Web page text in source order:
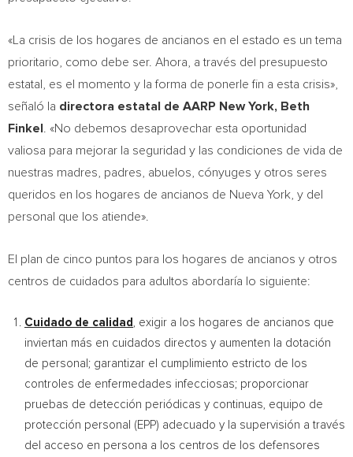
«La crisis de los hogares de ancianos en el estado es un tema
prioritario, como debe ser. Ahora, a través del presupuesto
estatal, es el momento y la forma de ponerle fin a esta crisis»,
señaló la directora estatal de AARP New York, Beth
Finkel
. «No debemos desaprovechar esta oportunidad
valiosa para mejorar la seguridad y las condiciones de vida de
nuestras madres, padres, abuelos, cónyuges y otros seres
queridos en los hogares de ancianos de Nueva York , y del
personal que los atiende».
El plan de cinco puntos para los hogares de ancianos y otros
centros de cuidados para adultos abordaría lo siguiente:
Cuidado de calidad , exigir a los hogares de ancianos que
inviertan más en cuidados directos y aumenten la dotación
de personal; garantizar el cumplimiento estricto de los
controles de enfermedades infecciosas; proporcionar
pruebas de detección periódicas y continuas, equipo de
protección personal (EPP) adecuado y la supervisión a través
del acceso en persona a los centros de los defensores